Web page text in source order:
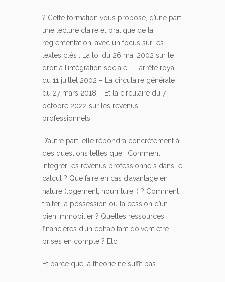
? Cette formation vous propose, d’une part,
une lecture claire et pratique de la
réglementation, avec un focus sur les
textes clés : La loi du 26 mai 2002 sur le
droit à l’intégration sociale – L’arrêté royal
du 11 juillet 2002 – La circulaire générale
du 27 mars 2018 – Et la circulaire du 7
octobre 2022 sur les revenus
professionnels.
D’autre part, elle répondra concrètement à
des questions telles que : Comment
intégrer les revenus professionnels dans le
calcul ? Que faire en cas d’avantage en
nature (logement, nourriture…) ? Comment
traiter la possession ou la cession d’un
bien immobilier ? Quelles ressources
financières d’un cohabitant doivent être
prises en compte ? Etc.
Et parce que la théorie ne suffit pas…